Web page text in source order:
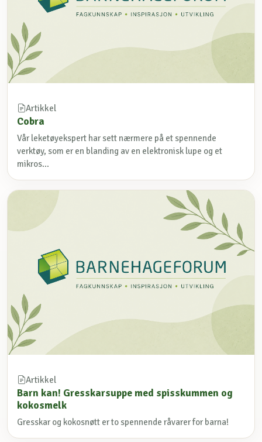
Artikkel
Cobra
Vår leketøyekspert har sett nærmere på et spennende
verktøy, som er en blanding av en elektronisk lupe og et
mikros...
Artikkel
Barn kan! Gresskarsuppe med spisskummen og
kokosmelk
Gresskar og kokosnøtt er to spennende råvarer for barna!